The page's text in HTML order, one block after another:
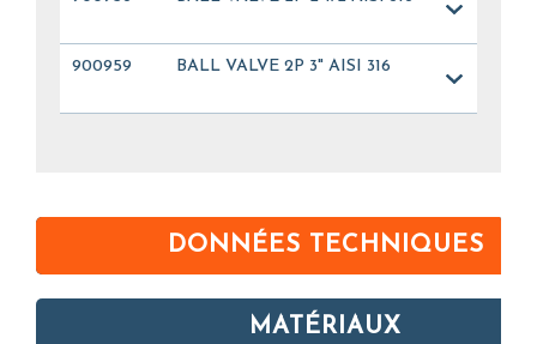
900959 BALL VALVE 2P 3" AISI 316
DONNÉES TECHNIQUES
MATÉRIAUX